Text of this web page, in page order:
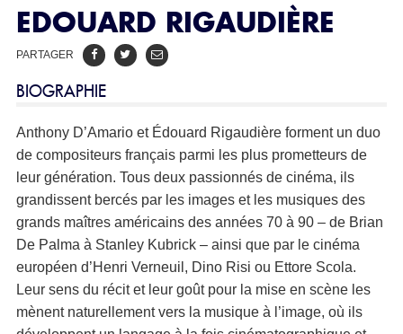
EDOUARD RIGAUDIÈRE
PARTAGER
BIOGRAPHIE
Anthony D’Amario et Édouard Rigaudière forment un duo
de compositeurs français parmi les plus prometteurs de
leur génération. Tous deux passionnés de cinéma, ils
grandissent bercés par les images et les musiques des
grands maîtres américains des années 70 à 90 – de Brian
De Palma à Stanley Kubrick – ainsi que par le cinéma
européen d’Henri Verneuil, Dino Risi ou Ettore Scola.
Leur sens du récit et leur goût pour la mise en scène les
mènent naturellement vers la musique à l’image, où ils